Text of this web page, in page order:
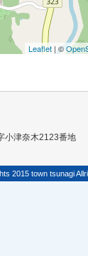
Leaflet | ©
小津奈木2123番地
2015 town tsunagi